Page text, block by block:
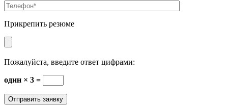
Прикрепить резюме
Пожалуйста, введите ответ цифрами:
один × 3 =